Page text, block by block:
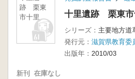
跡 栗東
市十里
十里遺跡 栗東
シリーズ：
発行元：
出版年： 2010/03
新刊 在庫なし